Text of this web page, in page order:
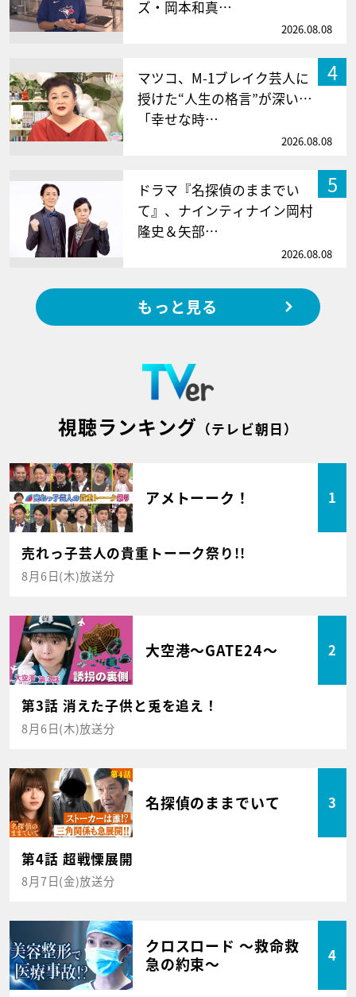
ズ・岡本和真…
2026.08.08
4
マツコ、M-1ブレイク芸人に
授けた“人生の格言”が深い…
「幸せな時…
2026.08.08
5
ドラマ『名探偵のままでい
て』、ナインティナイン岡村
隆史＆矢部…
2026.08.08
もっと見る
視聴ランキング （テレビ朝日）
アメトーーク！ 1
売れっ子芸人の貴重トーーク祭り!!
8月6日(木)放送分
大空港～GATE24～ 2
第3話 消えた子供と兎を追え！
8月6日(木)放送分
名探偵のままでいて 3
第4話 超戦慄展開
8月7日(金)放送分
クロスロード ～救命救
急の約束～
4